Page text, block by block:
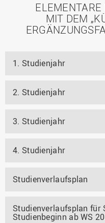
ELEMENTARE
MIT DEM
1. Studienjahr
2. Studienjahr
3. Studienjahr
4. Studienjahr
Studienverlaufsplan
Studienverlaufsplan für
Studienbeginn ab WS